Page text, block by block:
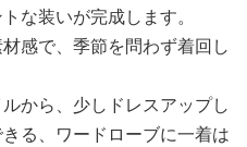
な装いが完成します。
感で、季節を問わず着回し
から、少しドレスアップし
る、ワードローブに一着は